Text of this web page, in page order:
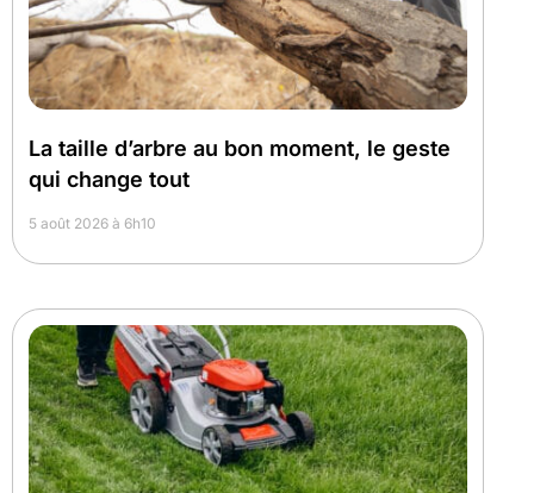
La taille d’arbre au bon moment, le geste
qui change tout
5 août 2026 à 6h10